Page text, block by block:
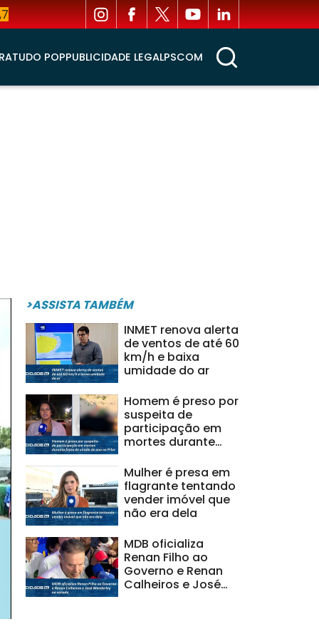
TUDO POPPUBLICIDADE LEGALPSCOM
>ASSISTA TAMBÉM
INMET renova alerta
de ventos de até 60
km/h e baixa
umidade do ar
Homem é preso por
suspeita de
participação em
mortes durante
ano no Pilar
Mulher é presa em
flagrante tentando
vender imóvel que
não era dela
MDB oficializa
Renan Filho ao
Governo e Renan
Calheiros e José